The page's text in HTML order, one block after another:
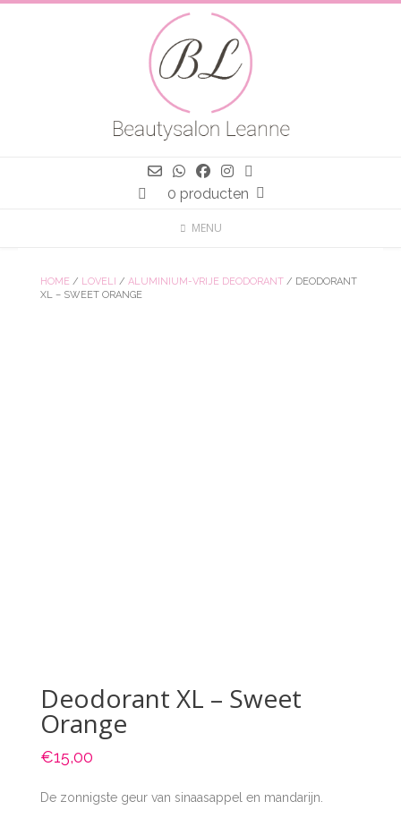
0 producten
MENU
HOME / LOVELI / ALUMINIUM-VRIJE DEODORANT / DEODORANT
XL – SWEET ORANGE
Deodorant XL – Sweet
Orange
€15,00
De zonnigste geur van sinaasappel en mandarijn.